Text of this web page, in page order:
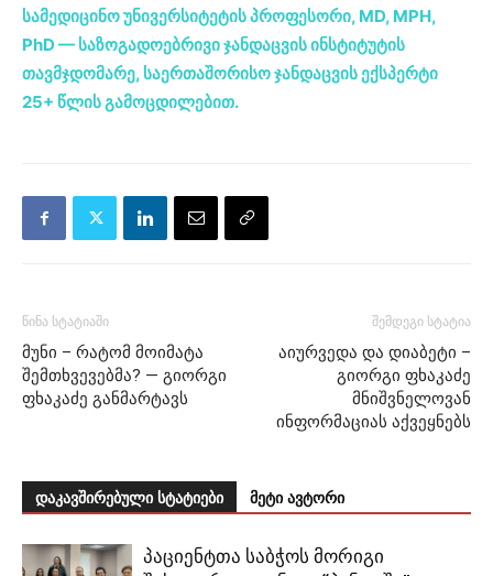
სამედიცინო უნივერსიტეტის პროფესორი, MD, MPH,
PhD — საზოგადოებრივი ჯანდაცვის ინსტიტუტის
თავმჯდომარე, საერთაშორისო ჯანდაცვის ექსპერტი
25+ წლის გამოცდილებით.
წინა სტატიაში
მუნი – რატომ მოიმატა
შემთხვევებმა? — გიორგი
ფხაკაძე განმარტავს
შემდეგი სტატია
აიურვედა და დიაბეტი –
გიორგი ფხაკაძე
მნიშვნელოვან
ინფორმაციას აქვეყნებს
დაკავშირებული სტატიები მეტი ავტორი
პაციენტთა საბჭოს მორიგი